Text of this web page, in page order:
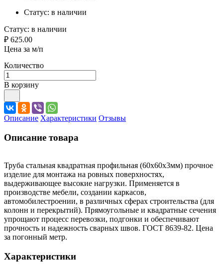
Статус: в наличии
Статус: в наличии
₽ 625.00
Цена за м/п
Количество
В корзину
Описание Характеристики Отзывы
Описание товара
Труба стальная квадратная профильная (60х60х3мм) прочное
изделие для монтажа на ровных поверхностях,
выдерживающее высокие нагрузки. Применяется в
производстве мебели, создании каркасов,
автомобилестроении, в различных сферах строительства (для
колонн и перекрытий). Прямоугольные и квадратные сечения
упрощают процесс перевозки, подгонки и обеспечивают
прочность и надежность сварных швов. ГОСТ 8639-82. Цена
за погонный метр.
Характеристики